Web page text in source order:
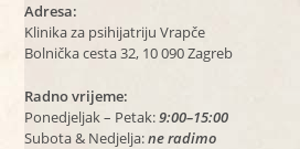
Adresa:
Klinika za psihijatriju Vrapče
Bolnička cesta 32, 10 090 Zagreb
Radno vrijeme:
Ponedjeljak – Petak:9:00–15:00
Subota & Nedjelja:ne radimo